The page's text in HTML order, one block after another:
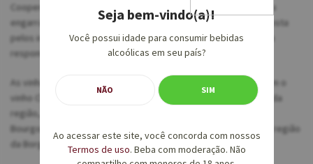
Cooperativa e, em 2019, construíram sua adega e começaram a
engarrafar seus próprios vinhos. A geração mais jovem, composta
pelos irmãos Ophelie, Elodie, Romain e o primo Alexander, foi a
responsável por esta grande mudança na empresa.
As vinhas mais próximas da aldeia Chemilly sur Serein produzem o
vinho Chablis. As que estão na fronteira com Chablis, mas fora da
região, produzem os ótimos vinhos Bourgogne Chardonnay e
Bourgogne Pinot Noir, que têm preços muito acessíveis para a região
da Borgonha.
Seja bem-vindo(a)!
Você possui idade para consumir bebidas
alcoólicas em seu país?
NÃO SIM
Ao acessar este site, você concorda com nossos
Termos de uso. Beba com moderação. Não